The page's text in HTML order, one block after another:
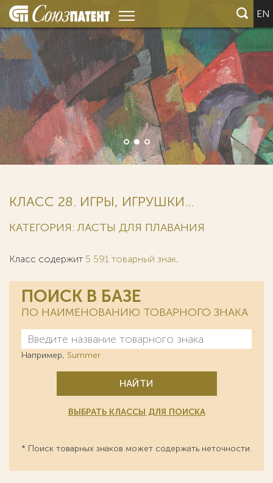
EN
КЛАСС 28. ИГРЫ, ИГРУШКИ...
КАТЕГОРИЯ: ЛАСТЫ ДЛЯ ПЛАВАНИЯ
Класс содержит 5 591 товарный знак.
ПОИСК В БАЗЕ
ПО НАИМЕНОВАНИЮ ТОВАРНОГО ЗНАКА
Например, Summer
НАЙТИ
ВЫБРАТЬ КЛАССЫ ДЛЯ ПОИСКА
* Поиск товарных знаков может содержать неточности.